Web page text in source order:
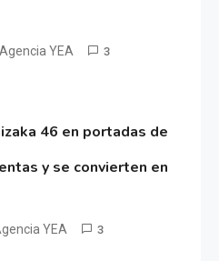
Agencia YEA 3
46 en portadas de
y se convierten en
YEA 3